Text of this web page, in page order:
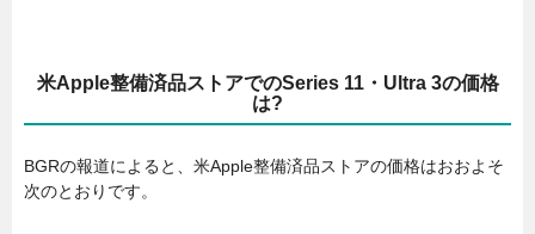
米Apple整備済品ストアでのSeries 11・Ultra 3の価格
は?
BGRの報道によると、米Apple整備済品ストアの価格はおおよそ
次のとおりです。